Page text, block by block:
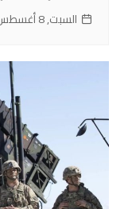
السبت, 8 أغسطس 2026, 0:32